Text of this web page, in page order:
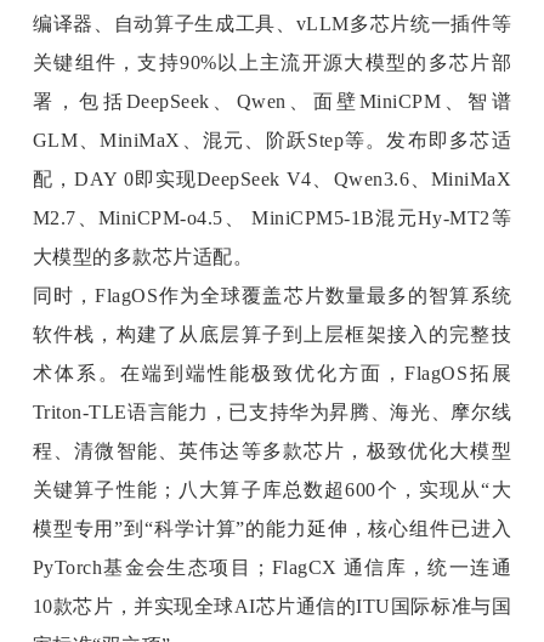
编译器、自动算子生成工具、vLLM多芯片统一插件等
关键组件，支持90%以上主流开源大模型的多芯片部
署，包括DeepSeek、Qwen、面壁MiniCPM、智谱
GLM、MiniMaX、混元、阶跃Step等。发布即多芯适
配，DAY 0即实现DeepSeek V4、Qwen3.6、MiniMaX
M2.7、MiniCPM-o4.5、 MiniCPM5-1B混元Hy-MT2等
大模型的多款芯片适配。
同时，FlagOS作为全球覆盖芯片数量最多的智算系统
软件栈，构建了从底层算子到上层框架接入的完整技
术体系。在端到端性能极致优化方面，FlagOS拓展
Triton-TLE语言能力，已支持华为昇腾、海光、摩尔线
程、清微智能、英伟达等多款芯片，极致优化大模型
关键算子性能；八大算子库总数超600个，实现从“大
模型专用”到“科学计算”的能力延伸，核心组件已进入
PyTorch基金会生态项目；FlagCX 通信库，统一连通
10款芯片，并实现全球AI芯片通信的ITU国际标准与国